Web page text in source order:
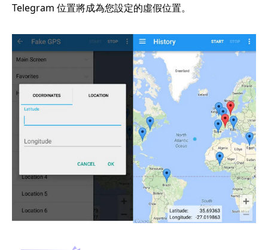
Telegram 位置將成為您設定的虛假位置。